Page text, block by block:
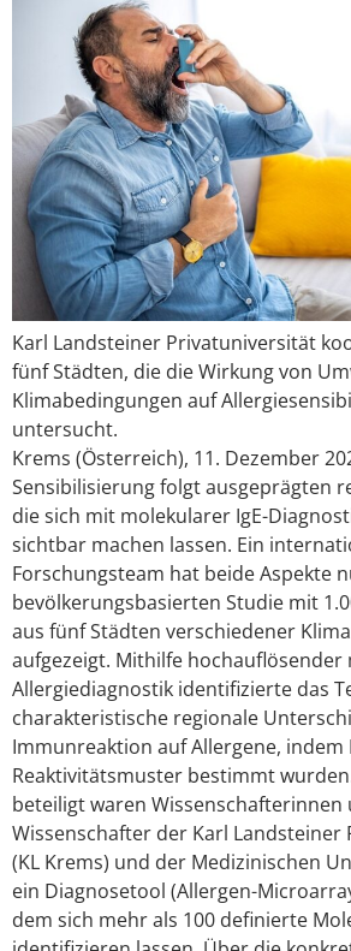
Karl Landsteiner Privatuniversität
fünf Städten, die die Wirkung von
Klimabedingungen auf
untersucht.
Krems (Österreich), 11. Dezember
Sensibilisierung folgt ausgeprägten
die sich mit molekularer IgE-
sichtbar machen lassen. Ein
Forschungsteam hat beide Aspekte
bevölkerungsbasierten Studie mit
aus fünf Städten verschiedener
aufgezeigt. Mithilfe hochauflösender
Allergiediagnostik identifizierte das
charakteristische regionale
Immunreaktion auf Allergene, indem
Reaktivitätsmuster bestimmt
beteiligt waren Wissenschafterinnen
Wissenschafter der Karl
(KL Krems) und der Medizinischen
ein Diagnosetool (Allergen-
dem sich mehr als 100 definierte